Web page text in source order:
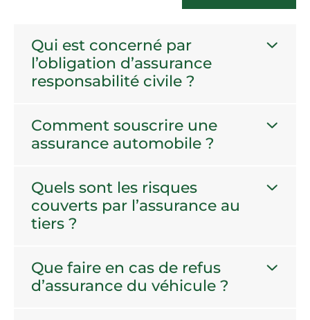
Qui est concerné par
l’obligation d’assurance
responsabilité civile ?
Comment souscrire une
assurance automobile ?
Quels sont les risques
couverts par l’assurance au
tiers ?
Que faire en cas de refus
d’assurance du véhicule ?